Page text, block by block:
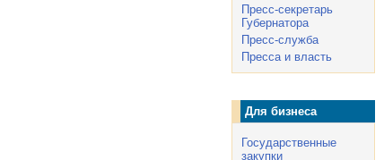
Пресс-секретарь
Губернатора
Пресс-служба
Пресса и власть
Для бизнеса
Государственные
закупки